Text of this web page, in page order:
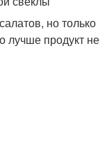
но только
лучше продукт не